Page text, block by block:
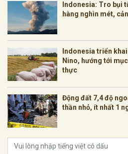
Indonesia: Tro bụi
hàng nghìn mét,
Indonesia triển
Nino, hướng tới
thực
Động đất 7,4 độ
thần nhỏ, ít nhất 1